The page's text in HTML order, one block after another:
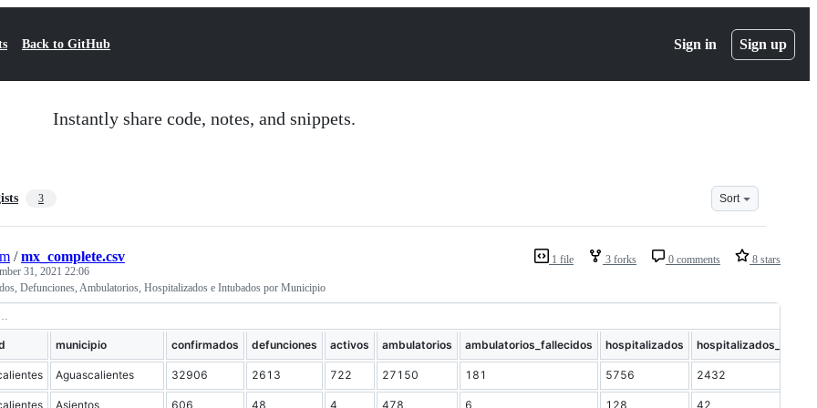
Back to GitHub Sign in Sign up
Instantly share code, notes, and snippets.
3 Sort
1 file 3 forks 0 comments 8 stars
/mx_complete.csv
31, 2021 22:06
Defunciones, Ambulatorios, Hospitalizados e Intubados por Municipio
municipio confirmados defunciones activos ambulatorios ambulatorios_fallecidos hospitalizados
Aguascalientes 32906 2613 722 27150 181 5756 2432
Asientos 606 48 4 478 6 128 42